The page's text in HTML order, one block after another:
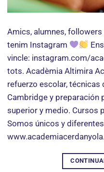
Amics, alumnes,
tenim Instagram
vincle: instagram.com/
tots. Acadèmia Altimira
refuerzo escolar, técnicas
Cambridge y preparación
superior y medio. Cursos
Somos únicos y